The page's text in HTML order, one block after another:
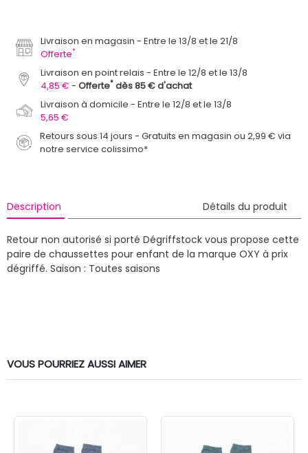
Livraison en magasin
Entre le 13/8 et le 21/8
Offerte*
Livraison en point relais
Entre le 12/8 et le 13/8
4,85 €
Offerte* dès 85 € d'achat
Livraison à domicile
Entre le 12/8 et le 13/8
5,65 €
Retours sous 14 jours - Gratuits en magasin ou 2,99 € via
notre service colissimo*
Description Détails du produit
Retour non autorisé si porté Dégriffstock vous propose cette
paire de chaussettes pour enfant de la marque OXY à prix
dégriffé. Saison : Toutes saisons
VOUS POURRIEZ AUSSI AIMER